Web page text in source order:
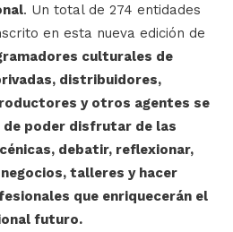
. Un total de 274 entidades
en esta nueva edición de
culturales de
distribuidores,
y otros agentes se
de poder disfrutar de las
debatir, reflexionar,
talleres y hacer
que enriquecerán el
futuro.